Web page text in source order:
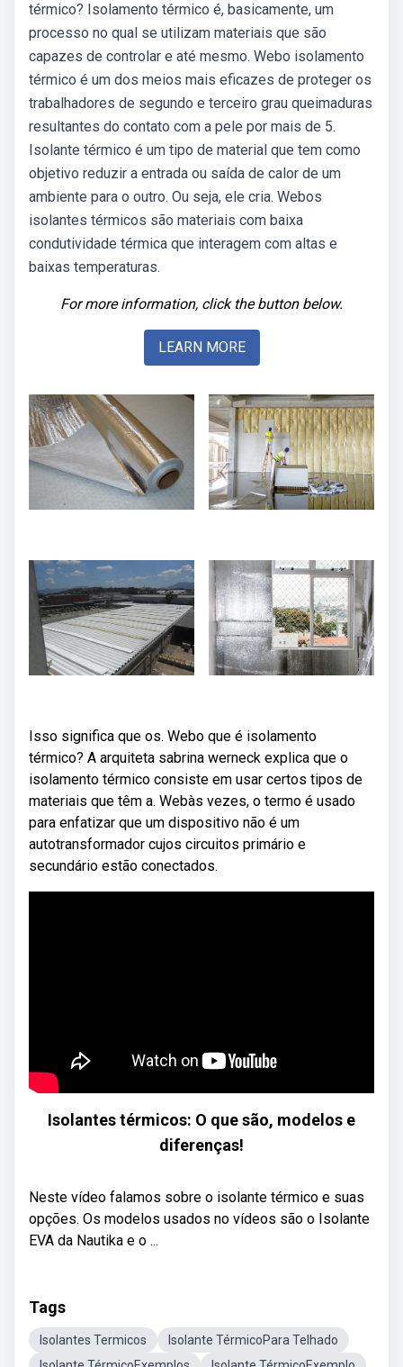
térmico? Isolamento térmico é, basicamente, um
processo no qual se utilizam materiais que são
capazes de controlar e até mesmo. Webo isolamento
térmico é um dos meios mais eficazes de proteger os
trabalhadores de segundo e terceiro grau queimaduras
resultantes do contato com a pele por mais de 5.
Isolante térmico é um tipo de material que tem como
objetivo reduzir a entrada ou saída de calor de um
ambiente para o outro. Ou seja, ele cria. Webos
isolantes térmicos são materiais com baixa
condutividade térmica que interagem com altas e
baixas temperaturas.
For more information, click the button below.
LEARN MORE
Isso significa que os. Webo que é isolamento
térmico? A arquiteta sabrina werneck explica que o
isolamento térmico consiste em usar certos tipos de
materiais que têm a. Webàs vezes, o termo é usado
para enfatizar que um dispositivo não é um
autotransformador cujos circuitos primário e
secundário estão conectados.
Isolantes térmicos: O que são, modelos e
diferenças!
Neste vídeo falamos sobre o isolante térmico e suas
opções. Os modelos usados no vídeos são o Isolante
EVA da Nautika e o ...
Tags
Isolantes Termicos
Isolante TérmicoPara Telhado